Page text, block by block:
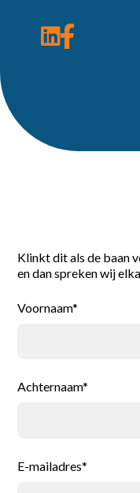
Klinkt dit als de baan
en dan spreken wij
Voornaam*
Achternaam*
E-mailadres*